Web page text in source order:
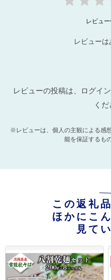
レビュ
レビューは
レビューの投稿は、ログイ
くだ
※レビューは、個人の主観による感
能を保証するも
この返礼
ほかにこ
見て